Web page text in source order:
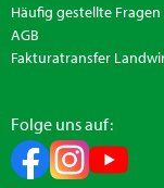
Häufig gestellte Fragen
AGB
Fakturatransfer
Folge uns auf: